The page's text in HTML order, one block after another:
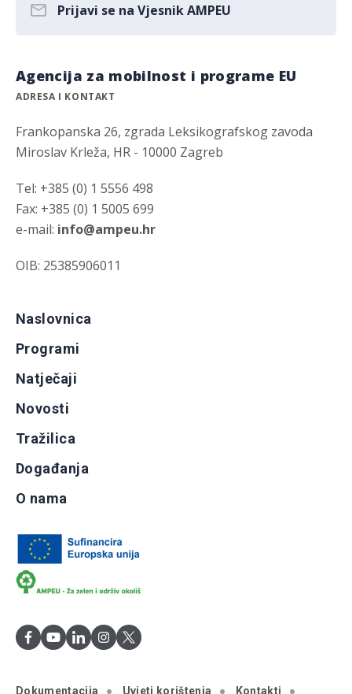
Prijavi se na Vjesnik AMPEU
Agencija za mobilnost i programe EU
ADRESA I KONTAKT
Frankopanska 26, zgrada Leksikografskog zavoda
Miroslav Krleža, HR - 10000 Zagreb
Tel: +385 (0) 1 5556 498
Fax: +385 (0) 1 5005 699
e-mail: info@ampeu.hr
OIB: 25385906011
Naslovnica
Programi
Natječaji
Novosti
Tražilica
Događanja
O nama
Dokumentacija Uvjeti korištenja Kontakti